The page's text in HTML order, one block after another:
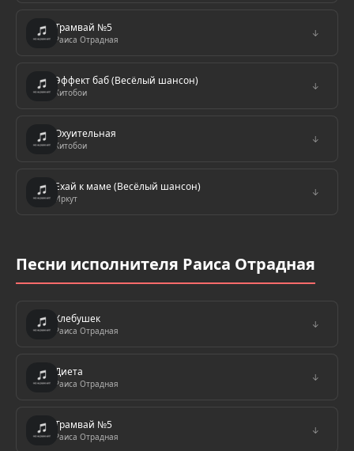
Трамвай №5
Раиса Отрадная
↓
Эффект баб (Весёлый шансон)
Хитобои
↓
Охуительная
Хитобои
↓
Ехай к маме (Весёлый шансон)
Иркут
↓
Песни исполнителя Раиса Отрадная
Хлебушек
Раиса Отрадная
↓
Диета
Раиса Отрадная
↓
Трамвай №5
Раиса Отрадная
↓